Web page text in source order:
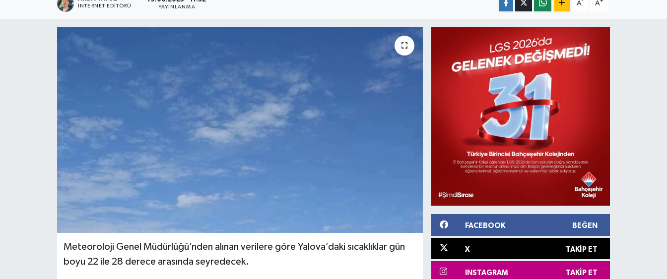
İNTERNET EDITÖRÜ YAYINLANMA
A A
Meteoroloji Genel Müdürlüğü’nden alınan verilere göre Yalova’daki sıcaklıklar gün
boyu 22 ile 28 derece arasında seyredecek.
FACEBOOK BEĞEN
X TAKIP ET
INSTAGRAM TAKIP ET